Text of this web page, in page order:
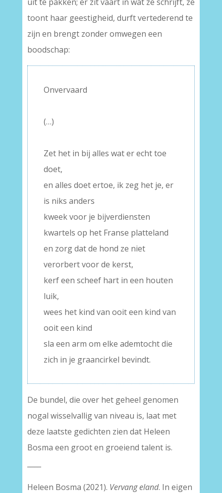
toont haar geestigheid, durft vertederend te
zijn en brengt zonder omwegen een
boodschap:
Onvervaard
(…)
Zet het in bij alles wat er echt toe
doet,
en alles doet ertoe, ik zeg het je, er
is niks anders
kweek voor je bijverdiensten
kwartels op het Franse platteland
en zorg dat de hond ze niet
verorbert voor de kerst,
kerf een scheef hart in een houten
luik,
wees het kind van ooit een kind van
ooit een kind
sla een arm om elke ademtocht die
zich in je graancirkel bevindt.
De bundel, die over het geheel genomen
nogal wisselvallig van niveau is, laat met
deze laatste gedichten zien dat Heleen
Bosma een groot en groeiend talent is.
Heleen Bosma (2021). Vervang eland. In eigen